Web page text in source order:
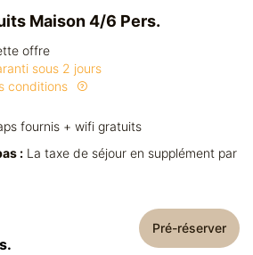
Maison 4/6 Pers.
offre
sous 2 jours
conditions
fournis + wifi gratuits
: La taxe de séjour en supplément par
Pré-réserver